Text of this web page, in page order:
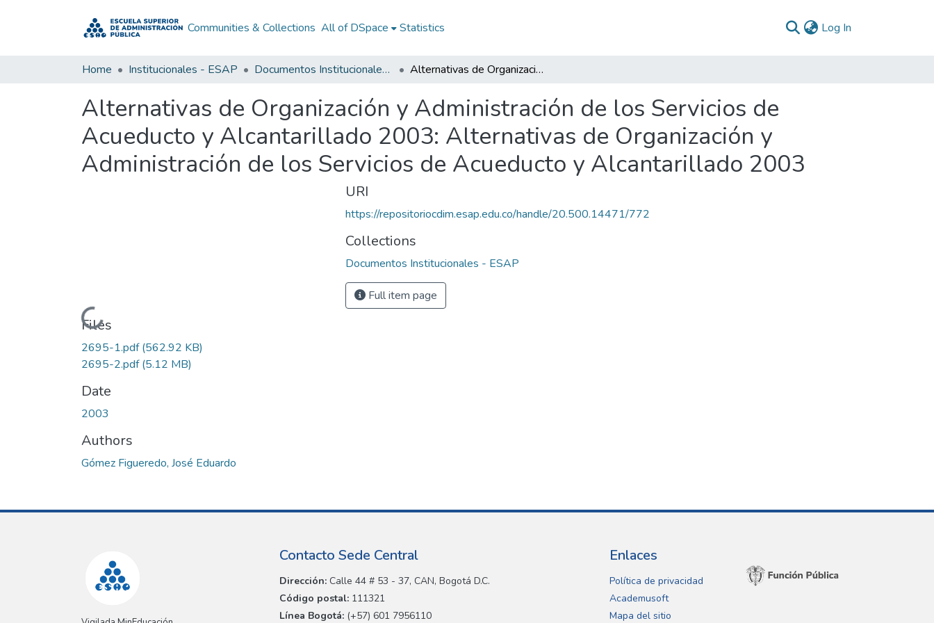
Communities & Collections All of DSpace Statistics Log In
Home Institucionales - ESAP Documentos Institucionales - ESAP Alternativas de Organización y Administración de los Servicios de Acueducto y Alcantarillado 2003: Alternativas de Organización y Administración de los Servicios de Acueducto y Alcantarillado 2003
Alternativas de Organización y Administración de los Servicios de
Acueducto y Alcantarillado 2003: Alternativas de Organización y
Administración de los Servicios de Acueducto y Alcantarillado 2003
Loading...
Files
2695-1.pdf(562.92 KB)
2695-2.pdf(5.12 MB)
Date
2003
Authors
Gómez Figueredo, José Eduardo
URI
https://repositoriocdim.esap.edu.co/handle/20.500.14471/772
Collections
Documentos Institucionales - ESAP
Full item page
Contacto Sede Central
Dirección: Calle 44 # 53 - 37, CAN, Bogotá D.C.
Código postal: 111321
Línea Bogotá: (+57) 601 7956110
Enlaces
Política de privacidad
Academusoft
Mapa del sitio